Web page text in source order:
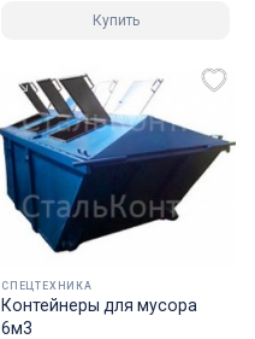
Купить
СПЕЦТЕХНИКА
Контейнеры для мусора
6м3